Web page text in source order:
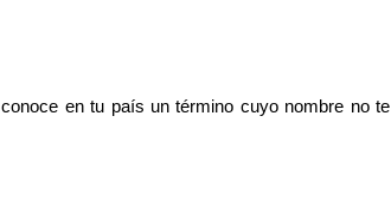
en tu país un término cuyo nombre no te